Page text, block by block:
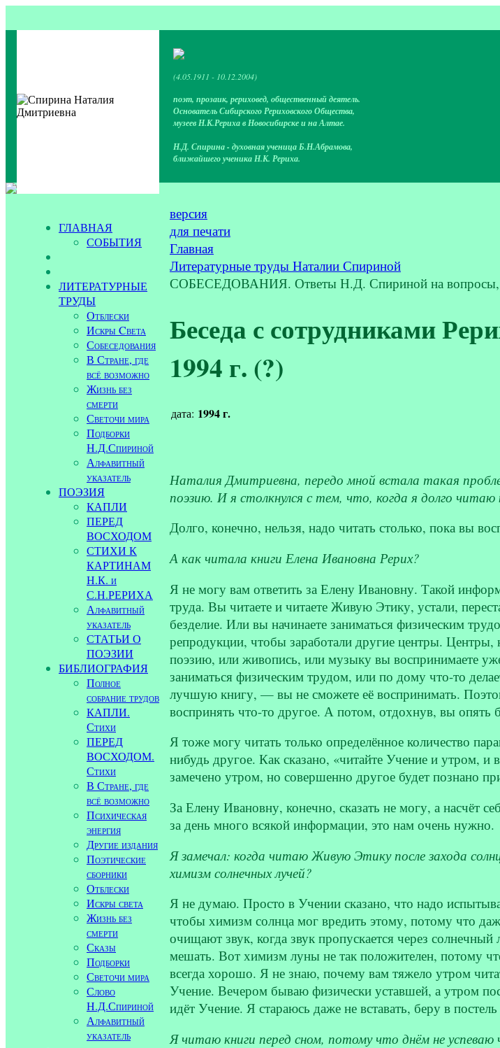
(4.05.1911 - 10.12.2004)
поэт, прозаик, рериховед, общественный деятель.
Основатель Сибирского Рериховского Общества,
музеев Н.К.Рериха в Новосибирске и на Алтае.
Н.Д. Спирина - духовная ученица Б.Н.Абрамова,
ближайшего ученика Н.К. Рериха.
ГЛАВНАЯ
СОБЫТИЯ
ЛИТЕРАТУРНЫЕ
ТРУДЫ
Отблески
Искры Cвета
Собеседования
В Стране, где
всё возможно
Жизнь без
смерти
Светочи мира
Подборки
Н.Д.Спириной
Алфавитный
указатель
ПОЭЗИЯ
КАПЛИ
ПЕРЕД
ВОСХОДОМ
СТИХИ К
КАРТИНАМ
Н.К. и
С.Н.РЕРИХА
Алфавитный
указатель
СТАТЬИ О
ПОЭЗИИ
БИБЛИОГРАФИЯ
Полное
собрание трудов
КАПЛИ.
Стихи
ПЕРЕД
ВОСХОДОМ.
Стихи
В Стране, где
всё возможно
Психическая
энергия
Другие издания
Поэтические
сборники
Отблески
Искры света
Жизнь без
смерти
Сказы
Подборки
Светочи мира
Слово
Н.Д.Спириной
Алфавитный
указатель
версия
для печати
Главная
Литературные труды Наталии Спириной
СОБЕСЕДОВАНИЯ. Ответы Н.Д. Спириной на вопросы,
Беседа с сотрудниками
1994 г. (?)
дата: 1994 г.
Наталия Дмитриевна, передо мной встала такая
поэзию. И я столкнулся с тем, что, когда я долго
Долго, конечно, нельзя, надо читать столько, пока вы
А как читала книги Елена Ивановна Рерих?
Я не могу вам ответить за Елену Ивановну. Такой
труда. Вы читаете и читаете Живую Этику, устали,
безделие. Или вы начинаете заниматься физическим
репродукции, чтобы заработали другие центры.
поэзию, или живопись, или музыку вы воспринимаете
заниматься физическим трудом, или по дому что-то
лучшую книгу, — вы не сможете её воспринимать.
воспринять что-то другое. А потом, отдохнув, вы опять
Я тоже могу читать только определённое количество
нибудь другое. Как сказано, «читайте Учение и утром,
замечено утром, но совершенно другое будет познано
За Елену Ивановну, конечно, сказать не могу, а насчёт
за день много всякой информации, это нам очень нужно.
Я замечал: когда читаю Живую Этику после захода
химизм солнечных лучей?
Я не думаю. Просто в Учении сказано, что надо
чтобы химизм солнца мог вредить этому, потому что
очищают звук, когда звук пропускается через
мешать. Вот химизм луны не так положителен, потому
всегда хорошо. Я не знаю, почему вам тяжело утром
Учение. Вечером бываю физически уставшей, а утром
идёт Учение. Я стараюсь даже не вставать, беру в
Я читаю книги перед сном, потому что днём не